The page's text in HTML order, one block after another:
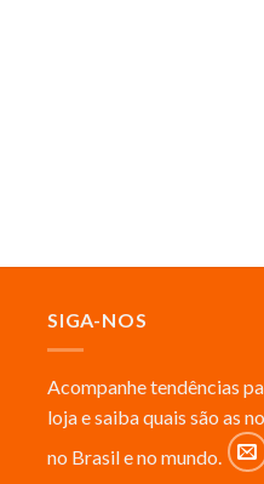
SIGA-NOS
Acompanhe tendências
loja e saiba quais são as
no Brasil e no mundo.